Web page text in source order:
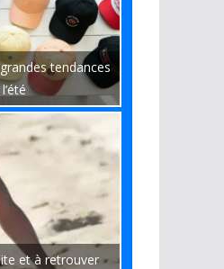
tendances
et à retrouver